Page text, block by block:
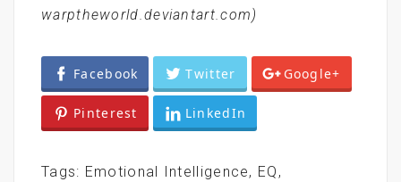
warptheworld.deviantart.com)
Facebook Twitter Google+
Pinterest LinkedIn
Tags: Emotional Intelligence, EQ ,